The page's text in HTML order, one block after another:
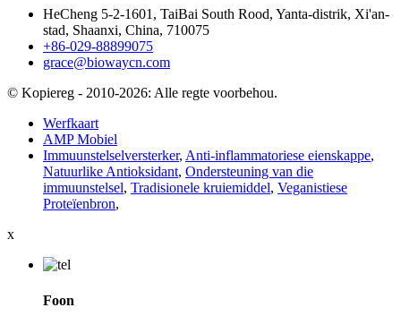
HeCheng 5-2-1601, TaiBai South Rood, Yanta-distrik, Xi'an-
stad, Shaanxi, China, 710075
+86-029-88899075
grace@biowaycn.com
© Kopiereg - 2010-2026: Alle regte voorbehou.
Werfkaart
AMP Mobiel
Immuunstelselversterker, Anti-inflammatoriese eienskappe,
Natuurlike Antioksidant, Ondersteuning van die
immuunstelsel, Tradisionele kruiemiddel, Veganistiese
Proteïenbron,
x
Foon